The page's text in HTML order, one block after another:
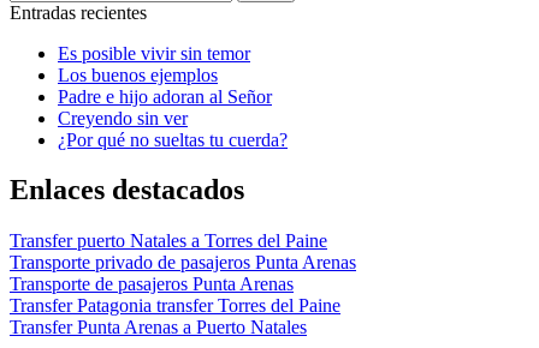
Entradas recientes
Es posible vivir sin temor
Los buenos ejemplos
Padre e hijo adoran al Señor
Creyendo sin ver
¿Por qué no sueltas tu cuerda?
Enlaces destacados
Transfer puerto Natales a Torres del Paine
Transporte privado de pasajeros Punta Arenas
Transporte de pasajeros Punta Arenas
Transfer Patagonia transfer Torres del Paine
Transfer Punta Arenas a Puerto Natales